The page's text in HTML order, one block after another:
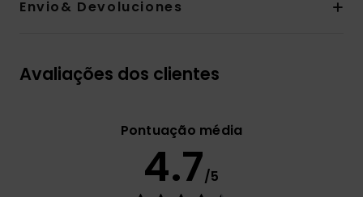
Envio& Devoluciones
Avaliações dos clientes
Pontuação média
4.7/5